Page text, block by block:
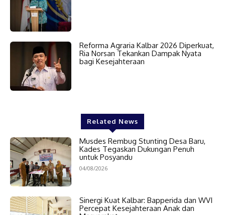
Reforma Agraria Kalbar 2026 Diperkuat,
Ria Norsan Tekankan Dampak Nyata
bagi Kesejahteraan
Related News
Musdes Rembug Stunting Desa Baru,
Kades Tegaskan Dukungan Penuh
untuk Posyandu
04/08/2026
Sinergi Kuat Kalbar: Bapperida dan WVI
Percepat Kesejahteraan Anak dan